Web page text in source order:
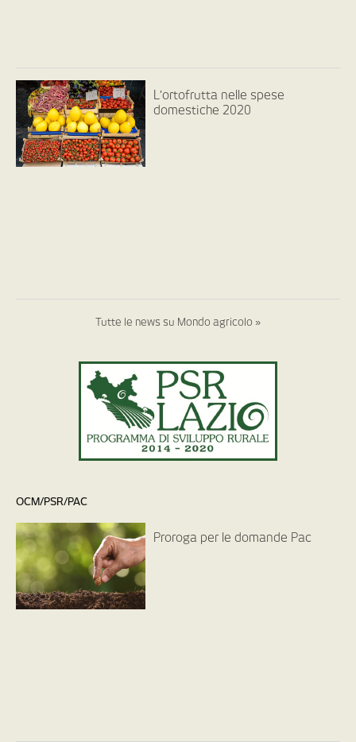
L’ortofrutta nelle spese
domestiche 2020
Tutte le news su Mondo agricolo »
OCM/PSR/PAC
Proroga per le domande Pac